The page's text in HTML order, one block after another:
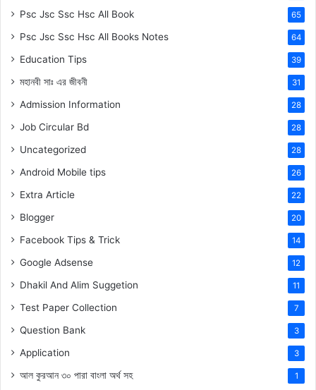
Psc Jsc Ssc Hsc All Book 65
Psc Jsc Ssc Hsc All Books Notes 64
Education Tips 39
মহানবী সাঃ এর জীবনী 31
Admission Information 28
Job Circular Bd 28
Uncategorized 28
Android Mobile tips 26
Extra Article 22
Blogger 20
Facebook Tips & Trick 14
Google Adsense 12
Dhakil And Alim Suggetion 11
Test Paper Collection 7
Question Bank 3
Application 3
আল কুরআন ৩০ পারা বাংলা অর্থ সহ 1